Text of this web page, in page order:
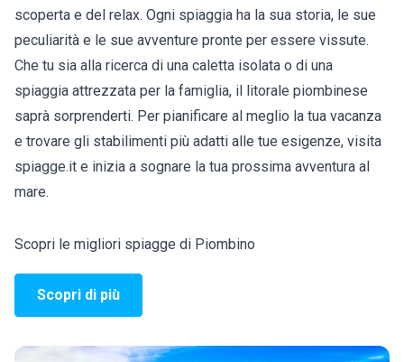
scoperta e del relax. Ogni spiaggia ha la sua storia, le sue
peculiarità e le sue avventure pronte per essere vissute.
Che tu sia alla ricerca di una caletta isolata o di una
spiaggia attrezzata per la famiglia, il litorale piombinese
saprà sorprenderti. Per pianificare al meglio la tua vacanza
e trovare gli stabilimenti più adatti alle tue esigenze, visita
spiagge.it e inizia a sognare la tua prossima avventura al
mare.
Scopri le migliori spiagge di Piombino
Scopri di più